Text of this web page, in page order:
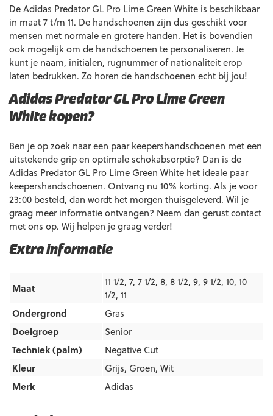
Extra informatie
Maat
11 1/2, 7, 7 1/2, 8, 8 1/2, 9, 9 1/2, 10, 10
1/2, 11
Ondergrond
Gras
Doelgroep
Senior
Techniek (palm)
Negative Cut
Kleur
Grijs, Groen, Wit
Merk
Adidas
De Adidas Predator GL Pro Lime Green White is beschikbaar
in maat 7 t/m 11. De handschoenen zijn dus geschikt voor
mensen met normale en grotere handen. Het is bovendien
ook mogelijk om de handschoenen te personaliseren. Je
kunt je naam, initialen, rugnummer of nationaliteit erop
laten bedrukken. Zo horen de handschoenen echt bij jou!
Adidas Predator GL Pro Lime Green
White kopen?
Ben je op zoek naar een paar keepershandschoenen met een
uitstekende grip en optimale schokabsorptie? Dan is de
Adidas Predator GL Pro Lime Green White het ideale paar
keepershandschoenen. Ontvang nu 10% korting. Als je voor
23:00 besteld, dan wordt het morgen thuisgeleverd. Wil je
graag meer informatie ontvangen? Neem dan gerust contact
met ons op. Wij helpen je graag verder!